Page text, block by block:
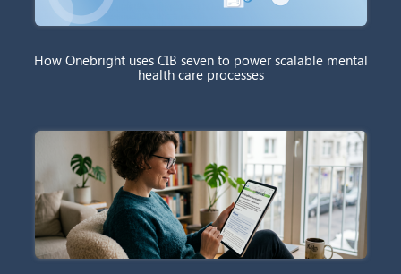
How Onebright uses CIB seven to power scalable mental
health care processes